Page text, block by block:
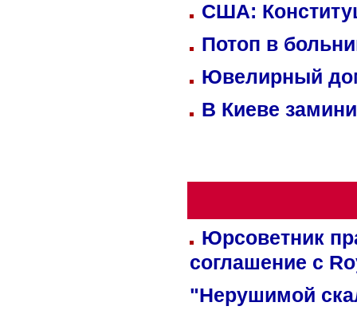
США:
Потоп в
Ювелирный
В Киеве
Юрсоветник
соглашение с
"Нерушимой